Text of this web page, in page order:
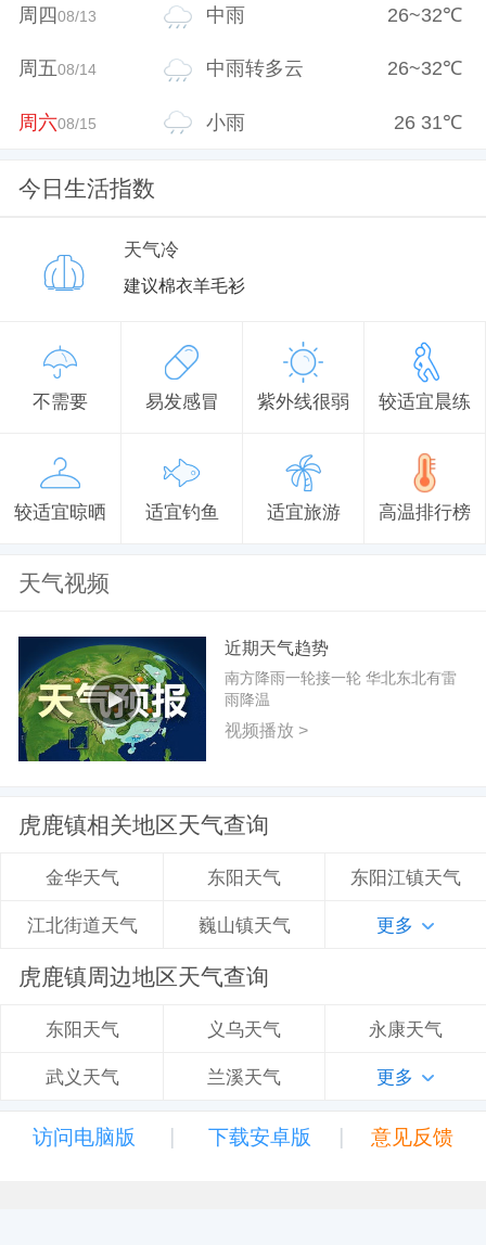
周四08/13 中雨 26~32℃
周五08/14 中雨转多云 26~32℃
周六08/15 小雨 26 31℃
今日生活指数
天气冷
建议棉衣羊毛衫
不需要 易发感冒 紫外线很弱 较适宜晨练
较适宜晾晒 适宜钓鱼 适宜旅游 高温排行榜
天气视频
近期天气趋势
南方降雨一轮接一轮 华北东北有雷
雨降温
视频播放 >
虎鹿镇相关地区天气查询
金华天气 东阳天气 东阳江镇天气
江北街道天气 巍山镇天气 更多
虎鹿镇周边地区天气查询
东阳天气 义乌天气 永康天气
武义天气 兰溪天气 更多
访问电脑版 | 下载安卓版 | 意见反馈